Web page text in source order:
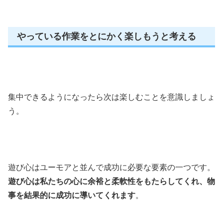
やっている作業をとにかく楽しもうと考える
集中できるようになったら次は楽しむことを意識しましょ
う。
遊び心はユーモアと並んで成功に必要な要素の一つです。
遊び心は私たちの心に余裕と柔軟性をもたらしてくれ、物
事を結果的に成功に導いてくれます。